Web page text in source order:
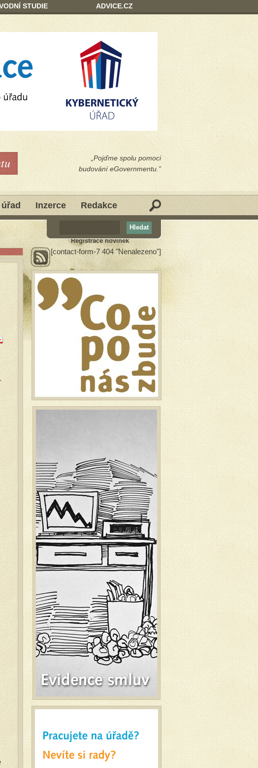
„Pojďme spolu pomoci
budování eGovernmentu.”
Inzerce Redakce
Registrace novinek
[contact-form-7 404 "Nenalezeno"]
STUDIE ADVICE.CZ